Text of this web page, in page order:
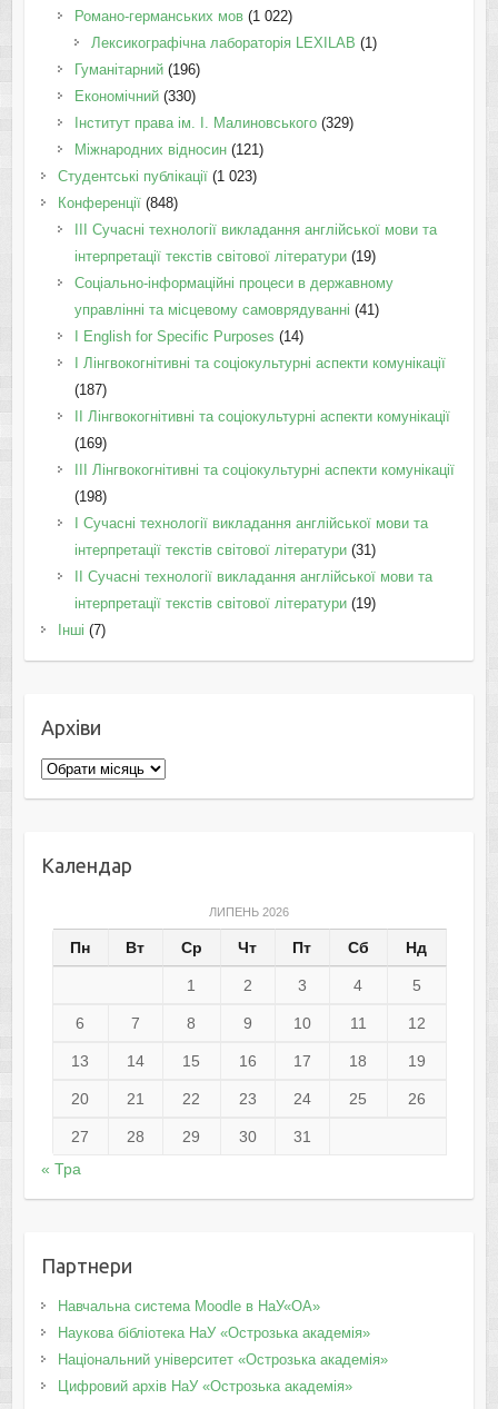
Романо-германських мов(1 022)
Лексикографічна лабораторія LEXILAB (1)
Гуманітарний(196)
Економічний(330)
Інститут права ім. І. Малиновського(329)
Міжнародних відносин(121)
Студентські публікації(1 023)
Конференції(848)
III Сучасні технології викладання англійської мови та
інтерпретації текстів світової літератури(19)
Соціально-інформаційні процеси в державному
управлінні та місцевому самоврядуванні (41)
І English for Specific Purposes (14)
I Лінгвокогнітивні та соціокультурні аспекти комунікації
(187)
IІ Лінгвокогнітивні та соціокультурні аспекти комунікації
(169)
IІI Лінгвокогнітивні та соціокультурні аспекти комунікації
(198)
I Cучасні технології викладання англійської мови та
інтерпретації текстів світової літератури(31)
II Cучасні технології викладання англійської мови та
інтерпретації текстів світової літератури(19)
Інші (7)
Архіви
Архіви
Календар
ЛИПЕНЬ 2026
Пн Вт Ср Чт Пт Сб Нд
1 2 3 4 5
6 7 8 9 10 11 12
13 14 15 16 17 18 19
20 21 22 23 24 25 26
27 28 29 30
31
« Тра
Партнери
Навчальна система Moodle в НаУ«ОА»
Наукова бібліотека НаУ «Острозька академія»
Національний університет «Острозька академія»
Цифровий архів НаУ «Острозька академія»